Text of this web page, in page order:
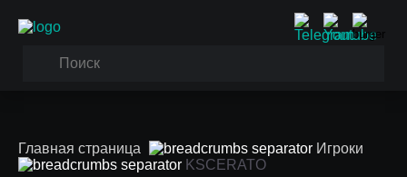
Главная страница
Игроки
KSCERATO